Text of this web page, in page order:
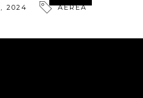
2024 AEREA